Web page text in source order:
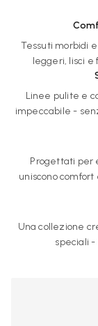
Tessuti morbidi
leggeri, lisci e
Linee pulite e
impeccabile -
Progettati per
uniscono
Una collezione
speciali -